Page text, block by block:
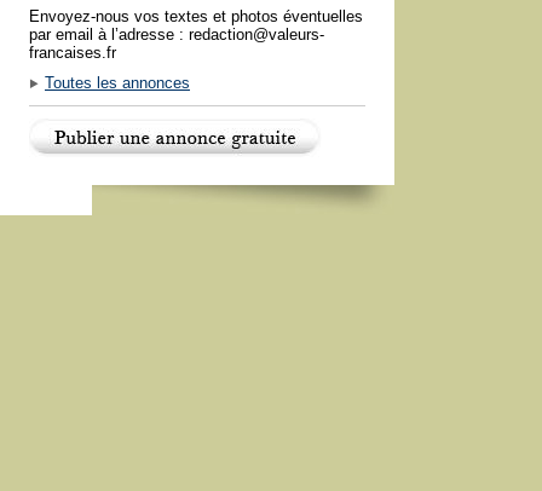
Envoyez-nous vos textes et photos éventuelles
par email à l’adresse : redaction@valeurs-
francaises.fr
Toutes les annonces